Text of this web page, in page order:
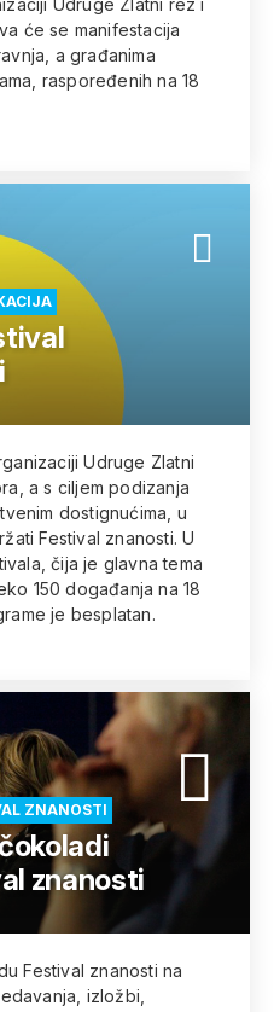
Udruge Zlatni rez i
će se manifestacija
a građanima
raspoređenih na 18
Udruge Zlatni
a s ciljem podizanja
dostignućima, u
Festival znanosti. U
čija je glavna tema
150 događanja na 18
je besplatan.
ZNANOSTI
znanosti
Festival znanosti na
izložbi,